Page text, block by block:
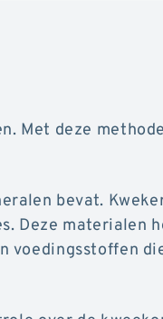
Met deze
bevat.
Deze materialen
voedingsstoffen